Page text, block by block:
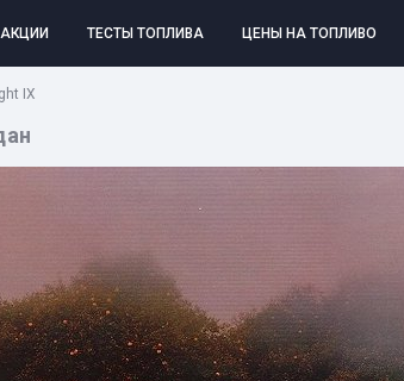
АКЦИИ ТЕСТЫ ТОПЛИВА ЦЕНЫ НА ТОПЛИВО
IX